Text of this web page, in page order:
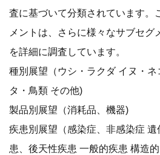
査に基づいて分類されています。
メントは、さらに様々なサブセグ
を詳細に調査しています。
種別展望（ウシ・ラクダ イヌ・
タ・鳥類 その他)
製品別展望（消耗品、機器)
疾患別展望（感染症、非感染症
患、後天性疾患 一般的疾患 構造